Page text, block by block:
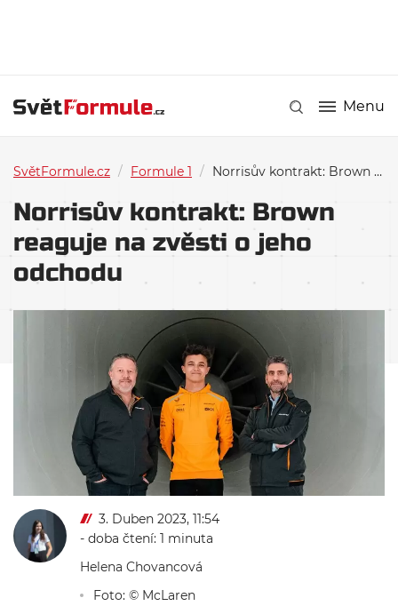
Menu
SvětFormule.cz / Formule 1 / Norrisův kontrakt: Brown reaguje na zvěsti o jeho odchodu
Norrisův kontrakt: Brown
reaguje na zvěsti o jeho
odchodu
3. Duben 2023, 11:54
- doba čtení: 1 minuta
Helena Chovancová
Foto: © McLaren